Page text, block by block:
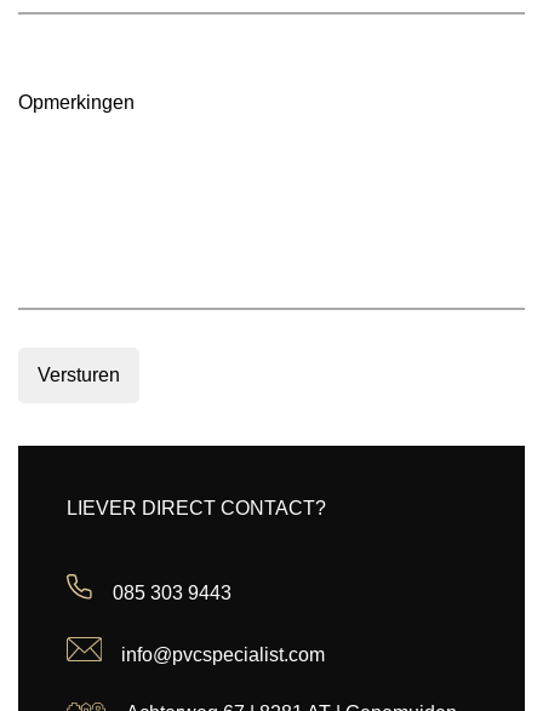
Opmerkingen
Versturen
LIEVER DIRECT CONTACT?
085 303 9443
info@pvcspecialist.com